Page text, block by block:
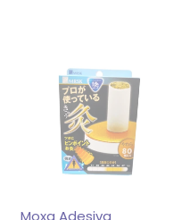
Moxa Adesiva